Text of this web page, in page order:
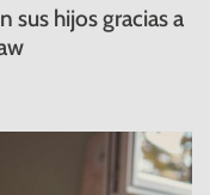
sus hijos gracias a